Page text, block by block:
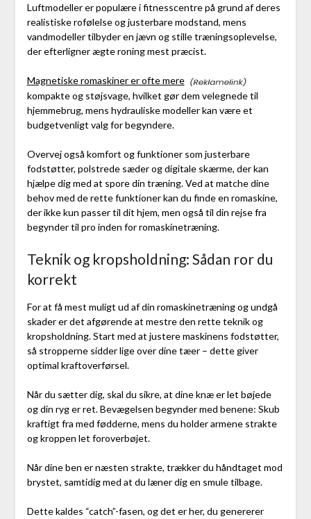
Luftmodeller er populære i fitnesscentre på grund af deres
realistiske rofølelse og justerbare modstand, mens
vandmodeller tilbyder en jævn og stille træningsoplevelse,
der efterligner ægte roning mest præcist.
Magnetiske romaskiner er ofte mere
kompakte og støjsvage, hvilket gør dem velegnede til
hjemmebrug, mens hydrauliske modeller kan være et
budgetvenligt valg for begyndere.
Overvej også komfort og funktioner som justerbare
fodstøtter, polstrede sæder og digitale skærme, der kan
hjælpe dig med at spore din træning. Ved at matche dine
behov med de rette funktioner kan du finde en romaskine,
der ikke kun passer til dit hjem, men også til din rejse fra
begynder til pro inden for romaskinetræning.
Teknik og kropsholdning: Sådan ror du
korrekt
For at få mest muligt ud af din romaskinetræning og undgå
skader er det afgørende at mestre den rette teknik og
kropsholdning. Start med at justere maskinens fodstøtter,
så stropperne sidder lige over dine tæer – dette giver
optimal kraftoverførsel.
Når du sætter dig, skal du sikre, at dine knæ er let bøjede
og din ryg er ret. Bevægelsen begynder med benene: Skub
kraftigt fra med fødderne, mens du holder armene strakte
og kroppen let foroverbøjet.
Når dine ben er næsten strakte, trækker du håndtaget mod
brystet, samtidig med at du læner dig en smule tilbage.
Dette kaldes “catch”-fasen, og det er her, du genererer